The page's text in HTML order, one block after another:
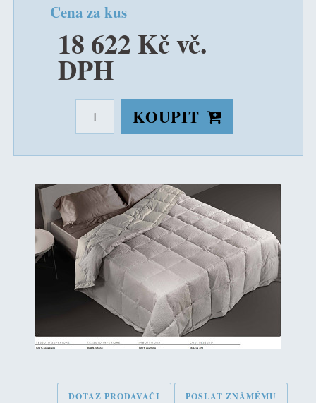
Cena za kus
18 622 Kč vč.
DPH
KOUPIT
DOTAZ PRODAVAČI POSLAT ZNÁMÉMU